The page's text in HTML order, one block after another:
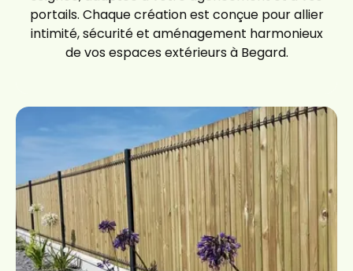
portails. Chaque création est conçue pour allier
intimité, sécurité et aménagement harmonieux
de vos espaces extérieurs à Begard.